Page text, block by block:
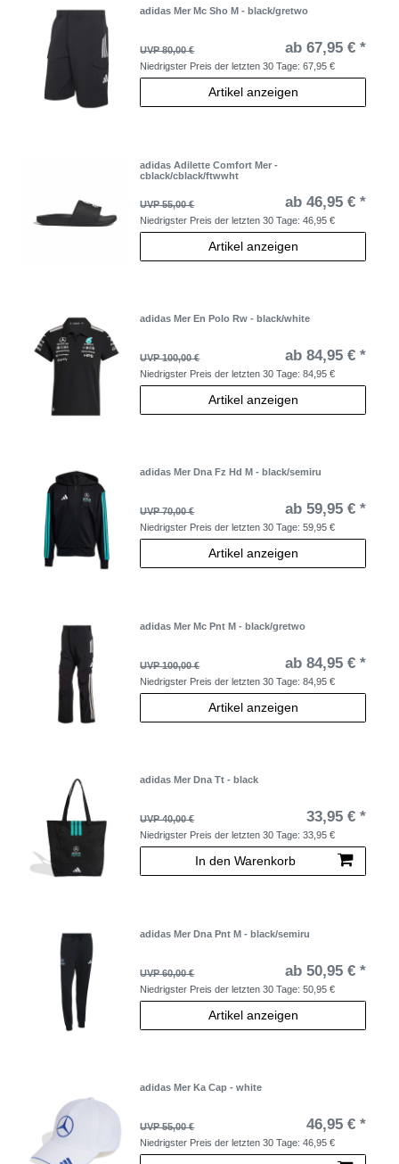
adidas Mer Mc Sho M - black/gretwo
UVP 80,00 € ab 67,95 € *
Niedrigster Preis der letzten 30 Tage:67,95 €
Artikel anzeigen
adidas Adilette Comfort Mer -
cblack/cblack/ftwwht
UVP 55,00 € ab 46,95 € *
Niedrigster Preis der letzten 30 Tage:46,95 €
Artikel anzeigen
adidas Mer En Polo Rw - black/white
UVP 100,00 € ab 84,95 € *
Niedrigster Preis der letzten 30 Tage:84,95 €
Artikel anzeigen
adidas Mer Dna Fz Hd M - black/semiru
UVP 70,00 € ab 59,95 € *
Niedrigster Preis der letzten 30 Tage:59,95 €
Artikel anzeigen
adidas Mer Mc Pnt M - black/gretwo
UVP 100,00 € ab 84,95 € *
Niedrigster Preis der letzten 30 Tage:84,95 €
Artikel anzeigen
adidas Mer Dna Tt - black
UVP 40,00 € 33,95 € *
Niedrigster Preis der letzten 30 Tage:33,95 €
In den Warenkorb
adidas Mer Dna Pnt M - black/semiru
UVP 60,00 € ab 50,95 € *
Niedrigster Preis der letzten 30 Tage:50,95 €
Artikel anzeigen
adidas Mer Ka Cap - white
UVP 55,00 € 46,95 € *
Niedrigster Preis der letzten 30 Tage:46,95 €